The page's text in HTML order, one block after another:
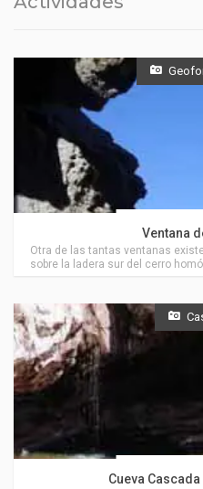
Ventana
Otra de las tantas ventanas
sobre la ladera sur del cerro
Cueva